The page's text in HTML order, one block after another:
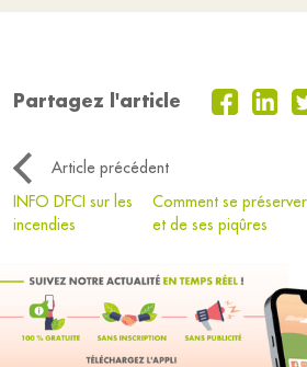
Partagez l'article
Article précédent
INFO DFCI sur les
incendies
Comment se
et de ses piqûres